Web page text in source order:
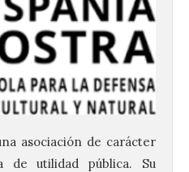
asociación de carácter
de utilidad pública. Su